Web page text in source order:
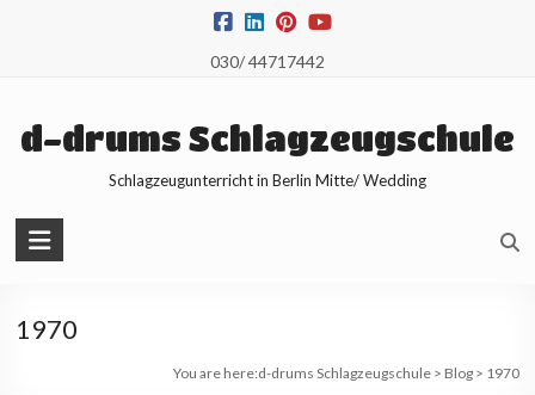
030/ 44717442
d-drums Schlagzeugschule
Schlagzeugunterricht in Berlin Mitte/ Wedding
1970
You are here:d-drums Schlagzeugschule> Blog> 1970